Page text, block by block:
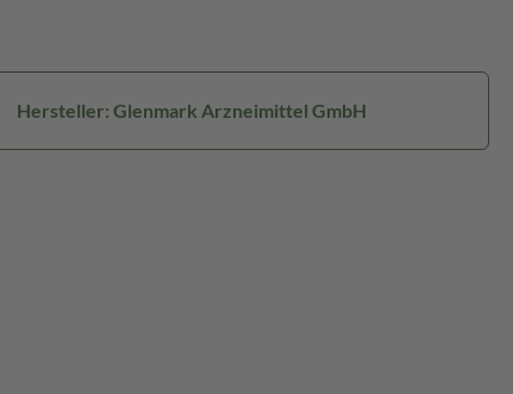
Hersteller: Glenmark Arzneimittel GmbH